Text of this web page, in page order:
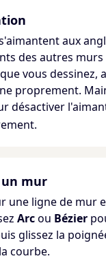
aux
des autres
vous dessinez,
proprement.
désactiver
un mur
une ligne de mur
Arcou Bézier
glissez la
courbe.